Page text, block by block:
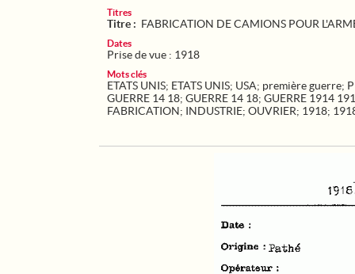
Titres
Titre : FABRICATION DE CAMIONS POUR
Dates
Prise de vue : 1918
Mots clés
ETATS UNIS; ETATS UNIS; USA; première guerre;
GUERRE 14 18; GUERRE 14 18; GUERRE 1914
FABRICATION; INDUSTRIE; OUVRIER; 1918;